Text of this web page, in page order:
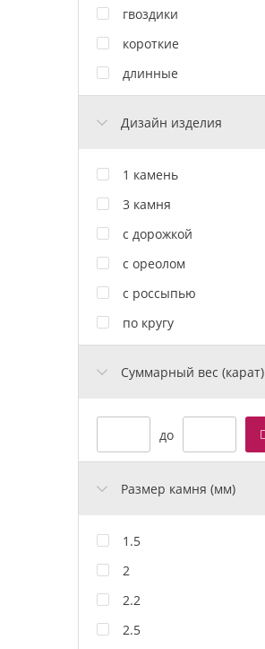
гвоздики
короткие
длинные
Дизайн изделия
1 камень
3 камня
с дорожкой
с ореолом
с россыпью
по кругу
Cуммарный вес (карат)
до
Размер камня (мм)
1.5
2
2.2
2.5